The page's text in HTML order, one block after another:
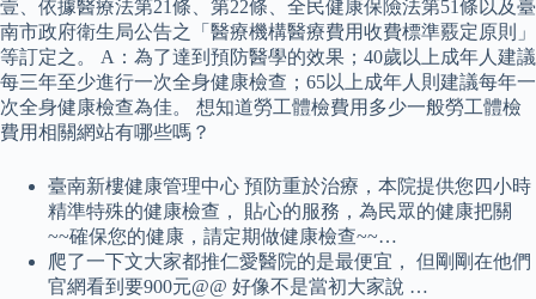
壹、依據醫療法第21條、第22條、全民健康保險法第51條以及臺
南市政府衛生局公告之「醫療機構醫療費用收費標準覈定原則」
等訂定之。 A：為了達到預防醫學的效果；40歲以上成年人建議
每三年至少進行一次全身健康檢查；65以上成年人則建議每年一
次全身健康檢查為佳。 想知道勞工體檢費用多少一般勞工體檢
費用相關網站有哪些嗎？
臺南新樓健康管理中心 預防重於治療，本院提供您四小時
精準特殊的健康檢查， 貼心的服務，為民眾的健康把關
~~確保您的健康，請定期做健康檢查~~…
爬了一下文大家都推仁愛醫院的是最便宜， 但剛剛在他們
官網看到要900元@@ 好像不是當初大家說 …